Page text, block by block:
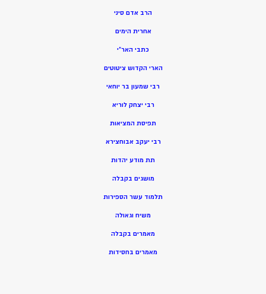
הרב אדם סיני
אחרית הימים
כתבי האר”י
הארי הקדוש ציטוטים
רבי שמעון בר יוחאי
רבי יצחק לוריא
תפיסת המציאות
רבי יעקב אבוחצירא
תת מודע יהדות
מושגים בקבלה
תלמוד עשר הספירות
משיח וגאולה
מאמרים בקבלה
מאמרים בחסידות